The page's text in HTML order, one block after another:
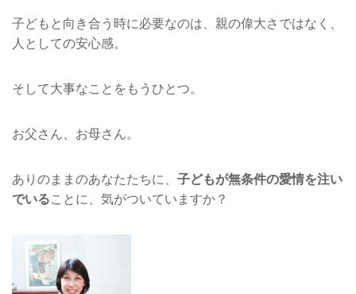
子どもと向き合う時に必要なのは、親の偉大さではなく、
人としての安心感。
そして大事なことをもうひとつ。
お父さん、お母さん。
ありのままのあなたたちに、 子どもが無条件の愛情を注い
でいることに、気がついていますか？